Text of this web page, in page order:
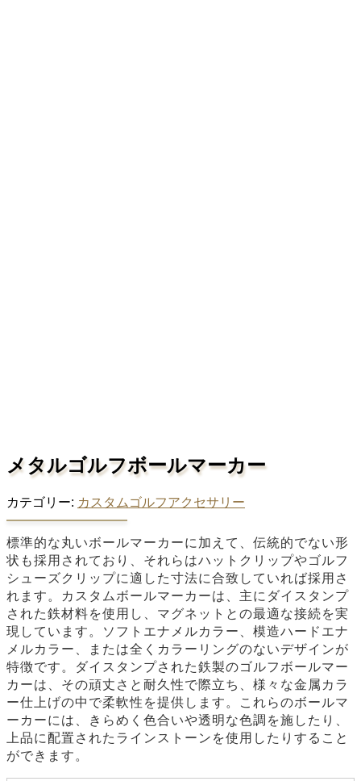
メタルゴルフボールマーカー
カテゴリー: カスタムゴルフアクセサリー
標準的な丸いボールマーカーに加えて、伝統的でない形
状も採用されており、それらはハットクリップやゴルフ
シューズクリップに適した寸法に合致していれば採用さ
れます。カスタムボールマーカーは、主にダイスタンプ
された鉄材料を使用し、マグネットとの最適な接続を実
現しています。ソフトエナメルカラー、模造ハードエナ
メルカラー、または全くカラーリングのないデザインが
特徴です。ダイスタンプされた鉄製のゴルフボールマー
カーは、その頑丈さと耐久性で際立ち、様々な金属カラ
ー仕上げの中で柔軟性を提供します。これらのボールマ
ーカーには、きらめく色合いや透明な色調を施したり、
上品に配置されたラインストーンを使用したりすること
ができます。